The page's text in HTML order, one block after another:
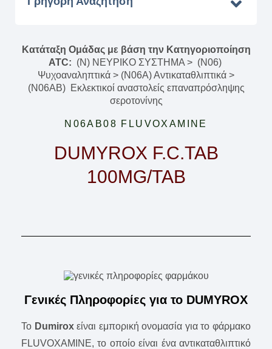
Κατάταξη Ομάδας με βάση την Κατηγοριοποίηση
ATC: (N) ΝΕΥΡΙΚΟ ΣΥΣΤΗΜΑ > (N06)
Ψυχοαναληπτικά > (N06A) Αντικαταθλιπτικά >
(N06AB) Εκλεκτικοί αναστολείς επαναπρόσληψης
σεροτονίνης
N06AB08 FLUVOXAMINE
DUMYROX F.C.TAB
100MG/TAB
Γενικές Πληροφορίες για το DUMYROX
Το Dumiroxείναι εμπορική ονομασία για το φάρμακο
FLUVOXAMINE, το οποίο είναι ένα αντικαταθλιπτικό